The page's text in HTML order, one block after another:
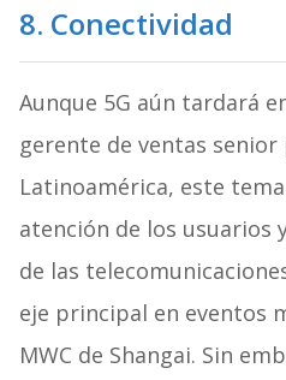
8. Conectividad
Aunque 5G aún tardará
gerente de ventas senior
Latinoamérica, este
atención de los usuarios
de las
eje principal en eventos
MWC de Shangai. Sin